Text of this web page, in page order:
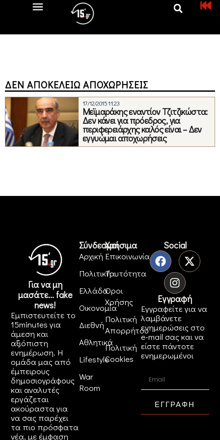
ΔΕΝ ΑΠΟΚΕΛΕΊΩ ΑΠΟΧΩΡΉΣΕΙΣ
17/12/2015 11:23
Μεϊμαράκης εναντίον Τζιτζικώστα:
Δεν κάνει για πρόεδρος, για
περιφερειάρχης καλός είναι – Δεν
εγγυώμαι αποχωρήσεις
Για να μη
μασάτε... fake
news!
Εμπιστευτείτε το
15minutes για
άμεση και
αξιόπιστη
ενημέρωση. Η
ομάδα μας από
έμπειρους
δημοσιογράφους
και αναλυτές
εργάζεται
ακούραστα για
να σας παρέχει
τα πιο πρόσφατα
νέα, με έμφαση
Σύνδεσμοι
Αρχική
Πολιτική
Ελλάδα
Οικονομία
Διεθνή
Αθλητικά
Lifestyle
War
Room
Χρήσιμα
Επικοινωνία
Ταυτότητα
Όροι
Χρήσης
Πολιτική
Απορρήτου
Πολιτική
Cookies
Social
Εγγραφή
Εγγραφείτε για να
λαμβάνετε
ενημερώσεις στο
e-mail σας και να
είστε πάντοτε
ενημερωμένοι
ΕΓΓΡΑΦΗ